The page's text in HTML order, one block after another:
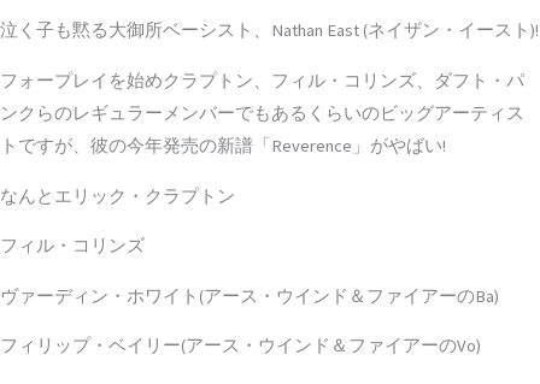
泣く子も黙る大御所ベーシスト、Nathan East (ネイザン・イースト)!
フォープレイを始めクラプトン、フィル・コリンズ、ダフト・パ
ンクらのレギュラーメンバーでもあるくらいのビッグアーティス
トですが、彼の今年発売の新譜「Reverence」がやばい!
なんとエリック・クラプトン
フィル・コリンズ
ヴァーディン・ホワイト(アース・ウインド＆ファイアーのBa)
フィリップ・ベイリー(アース・ウインド＆ファイアーのVo)